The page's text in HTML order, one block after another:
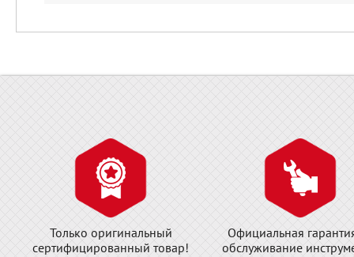
Только оригинальный
сертифицированный товар!
Официальная
обслуживание